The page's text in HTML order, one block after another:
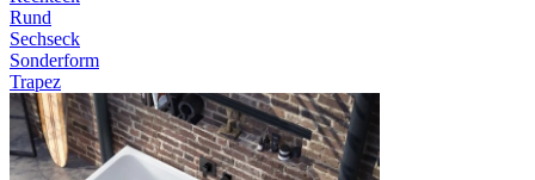
Rund
Sechseck
Sonderform
Trapez